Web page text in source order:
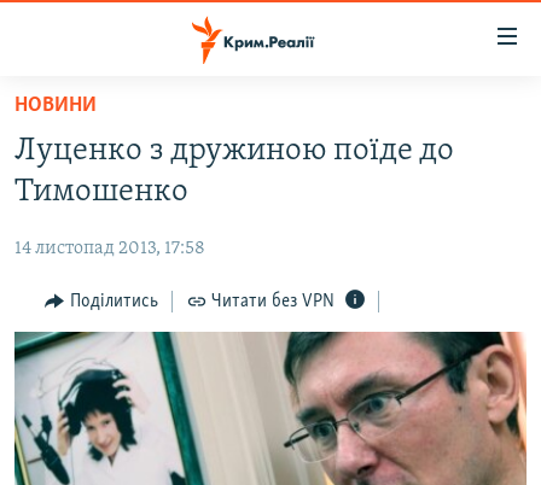
Перейти
основного
матеріалу
до
навігації
Перейти
до
пошуку
ВОДА.КРИМ
ПОЛІТИКА
БЛОГИ
ПОГЛЯД
ІНТЕРВ'Ю
ВСЕ ЗА ДЕНЬ
СПЕЦПРОЕКТИ
НОВИНИ
Луценко з дружиною поїде до
Тимошенко
14 листопад 2013, 17:58
Поділитись Читати без VPN